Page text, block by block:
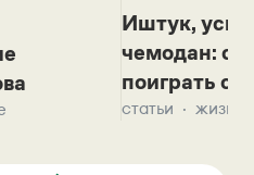
Иштук,
чемодан:
поиграть с
статьи жизнь